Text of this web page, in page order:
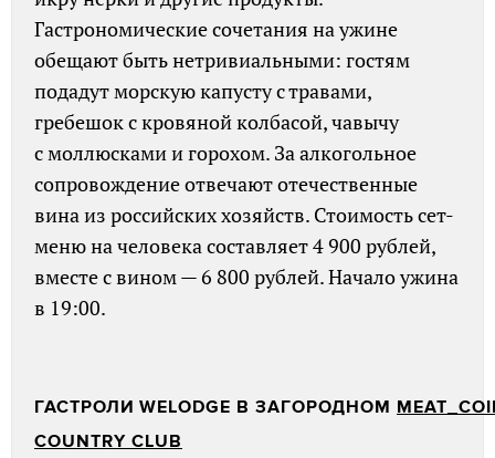
Гастрономические сочетания на ужине
обещают быть нетривиальными: гостям
подадут морскую капусту с травами,
гребешок с кровяной колбасой, чавычу
с моллюсками и горохом. За алкогольное
сопровождение отвечают отечественные
вина из российских хозяйств. Стоимость сет-
меню на человека составляет 4 900 рублей,
вместе с вином — 6 800 рублей. Начало ужина
в 19:00.
ГАСТРОЛИ WELODGE В ЗАГОРОДНОМ
COUNTRY CLUB